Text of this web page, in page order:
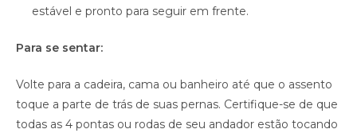
estável e pronto para seguir em frente.
Para se sentar:
Volte para a cadeira, cama ou banheiro até que o assento
toque a parte de trás de suas pernas. Certifique-se de que
todas as 4 pontas ou rodas de seu andador estão tocando